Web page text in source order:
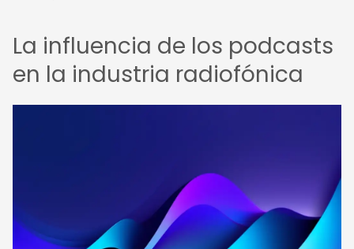
La influencia de los podcasts
en la industria radiofónica